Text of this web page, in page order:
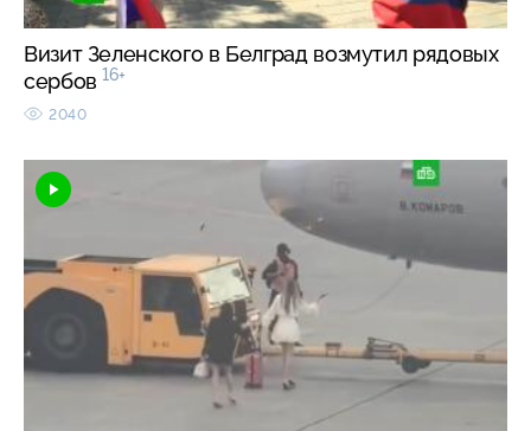
Визит Зеленского в Белград возмутил рядовых
сербов 16+
2040